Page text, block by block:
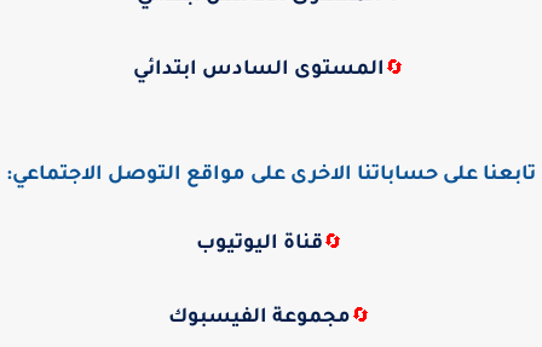
🔄 المستوى السادس ابتدائي
تابعنا على حساباتنا الاخرى على مواقع التوصل الاجتماعي:
🔄قناة اليوتيوب
🔄مجموعة الفيسبوك